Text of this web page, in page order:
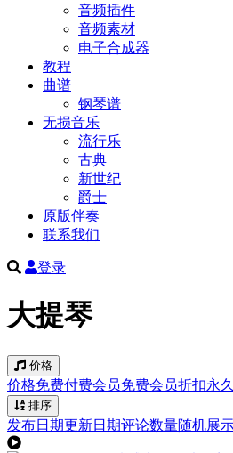
音频插件
音频素材
电子合成器
教程
曲谱
钢琴谱
无损音乐
流行乐
古典
新世纪
爵士
原版伴奏
联系我们
登录
大提琴
价格
价格免费付费会员免费会员折扣永
排序
发布日期更新日期评论数量随机展